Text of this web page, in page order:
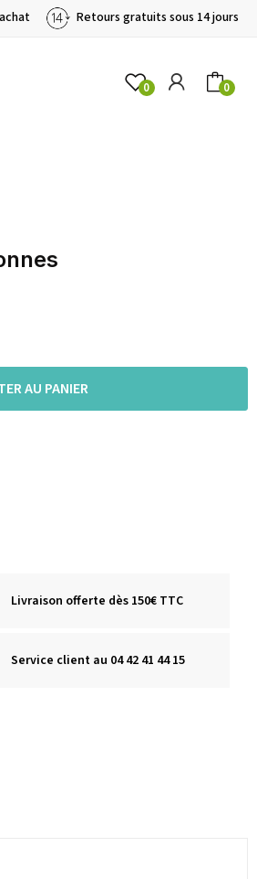
Retours gratuits sous 14 jours
0 0
AU PANIER
Livraison offerte dès 150€ TTC
Service client au 04 42 41 44 15